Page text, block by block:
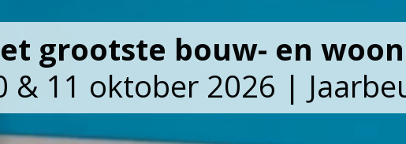
grootste bouw- en
& 11 oktober 2026 |